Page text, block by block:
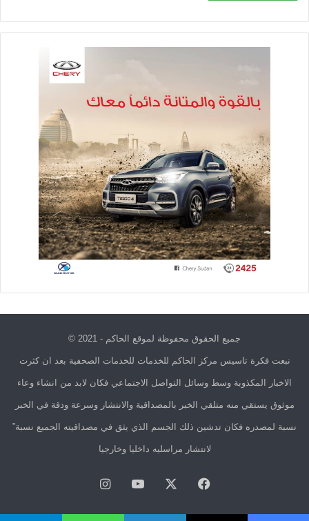
جميع الحقوق محفوظة لموقع الحاكم - 2021 ©
نبعت فكرة تاسيس مركز الحاكم للخدمات للخدمات الصحفية بعد ان كثرت
الاخبار المكذوبة وسط وسائل التواصل الاجتماعي فكان لابد من انشاء وعاء
موثوق يستقي منه متلقي الخبر بالمصداقية والانتشار وسرعة ودقة في الخبر
نسبة لمصدره فكان تدشين ذلك الجسم الذي يثق في مصداقيته الجميع نسبة”
لانتشار مراسليه داخليا وخارجيا
فيسبوك يوتيوبانستقرام